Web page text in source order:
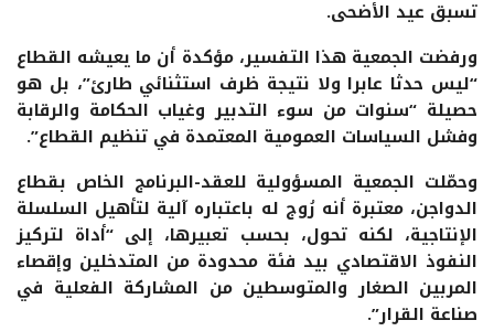
تسبق عيد الأضحى.
ورفضت الجمعية هذا التفسير، مؤكدة أن ما يعيشه القطاع
“ليس حدثا عابرا ولا نتيجة ظرف استثنائي طارئ”، بل هو
حصيلة “سنوات من سوء التدبير وغياب الحكامة والرقابة
وفشل السياسات العمومية المعتمدة في تنظيم القطاع”.
وحمّلت الجمعية المسؤولية للعقد-البرنامج الخاص بقطاع
الدواجن، معتبرة أنه رُوج له باعتباره آلية لتأهيل السلسلة
الإنتاجية، لكنه تحول، بحسب تعبيرها، إلى “أداة لتركيز
النفوذ الاقتصادي بيد فئة محدودة من المتدخلين وإقصاء
المربين الصغار والمتوسطين من المشاركة الفعلية في
صناعة القرار”.